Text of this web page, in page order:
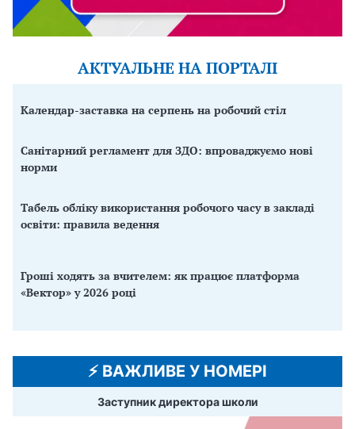
АКТУАЛЬНЕ НА ПОРТАЛІ
Календар-заставка на серпень на робочий стіл
Санітарний регламент для ЗДО: впроваджуємо нові
норми
Табель обліку використання робочого часу в закладі
освіти: правила ведення
Гроші ходять за вчителем: як працює платформа
«Вектор» у 2026 році
⚡️ ВАЖЛИВЕ У НОМЕРІ
Заступник директора школи